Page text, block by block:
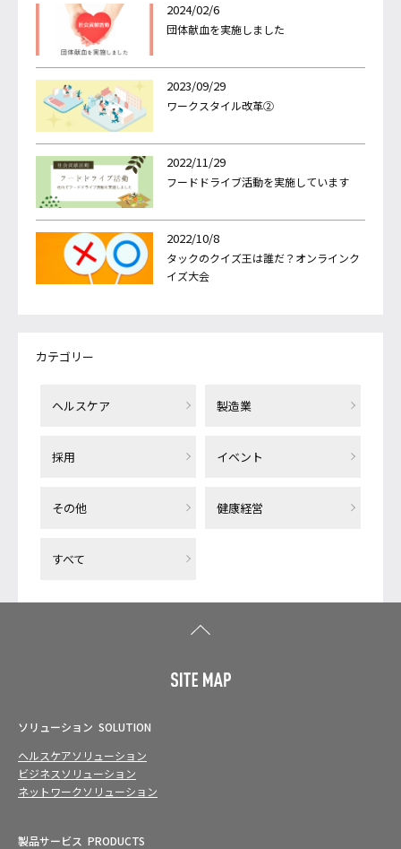
2024/02/6
団体献血を実施しました
2023/09/29
ワークスタイル改革②
2022/11/29
フードドライブ活動を実施しています
2022/10/8
タックのクイズ王は誰だ？オンラインク
イズ大会
カテゴリー
ヘルスケア 製造業
採用 イベント
その他 健康経営
すべて
ソリューション SOLUTION
ヘルスケアソリューション
ビジネスソリューション
ネットワークソリューション
製品サービス PRODUCTS